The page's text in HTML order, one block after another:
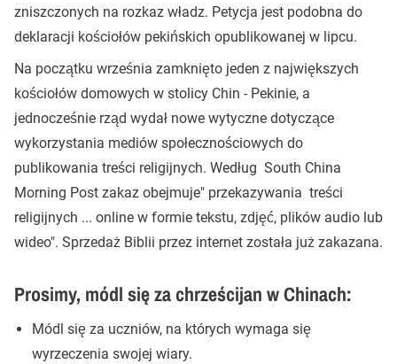
zniszczonych na rozkaz władz. Petycja jest podobna do
deklaracji kościołów pekińskich opublikowanej w lipcu.
Na początku września zamknięto jeden z największych
kościołów domowych w stolicy Chin - Pekinie, a
jednocześnie rząd wydał nowe wytyczne dotyczące
wykorzystania mediów społecznościowych do
publikowania treści religijnych. Według South China
Morning Post zakaz obejmuje" przekazywania treści
religijnych ... online w formie tekstu, zdjęć, plików audio lub
wideo". Sprzedaż Biblii przez internet została już zakazana.
Prosimy, módl się za chrześcijan w Chinach:
Módl się za uczniów, na których wymaga się
wyrzeczenia swojej wiary.